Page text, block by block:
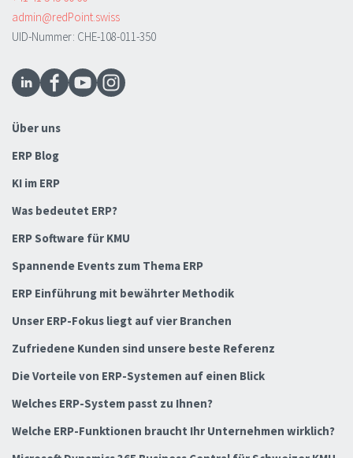
admin@redPoint.swiss
UID-Nummer: CHE-108-011-350
Über uns
ERP Blog
KI im ERP
Was bedeutet ERP?
ERP Software für KMU
Spannende Events zum Thema ERP
ERP Einführung mit bewährter Methodik
Unser ERP-Fokus liegt auf vier Branchen
Zufriedene Kunden sind unsere beste Referenz
Die Vorteile von ERP-Systemen auf einen Blick
Welches ERP-System passt zu Ihnen?
Welche ERP-Funktionen braucht Ihr Unternehmen wirklich?